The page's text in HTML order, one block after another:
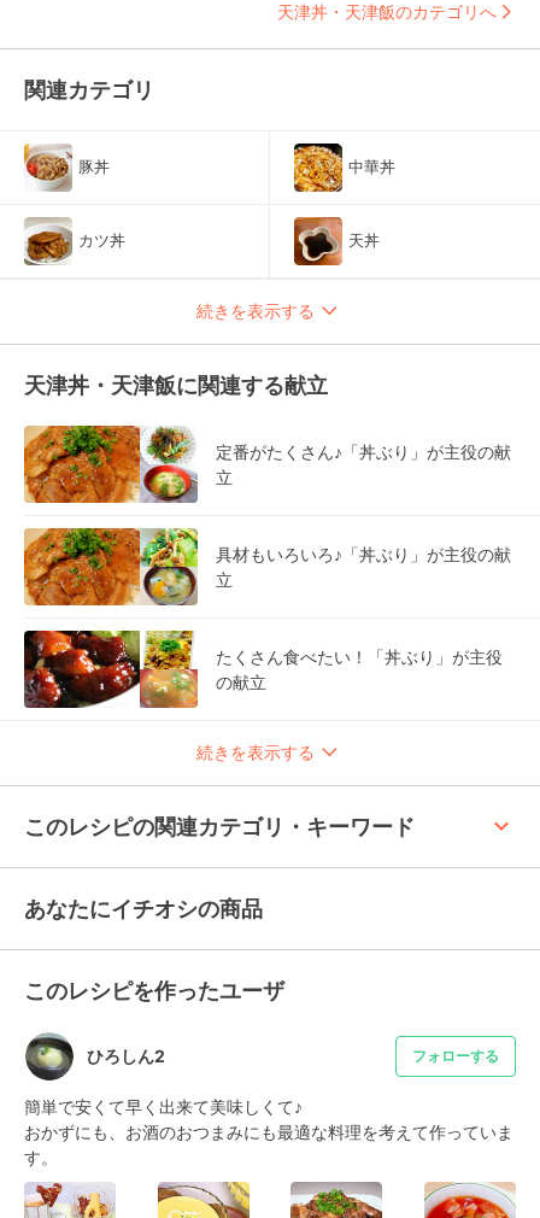
天津丼・天津飯のカテゴリへ
関連カテゴリ
豚丼 中華丼
カツ丼 天丼
続きを表示する
天津丼・天津飯に関連する献立
定番がたくさん♪「丼ぶり」が主役の献
立
具材もいろいろ♪「丼ぶり」が主役の献
立
たくさん食べたい！「丼ぶり」が主役
の献立
続きを表示する
このレシピの関連カテゴリ・キーワード keyboard_arrow_up
あなたにイチオシの商品
このレシピを作ったユーザ
ひろしん2 フォローする
簡単で安くて早く出来て美味しくて♪
おかずにも、お酒のおつまみにも最適な料理を考えて作っていま
す。